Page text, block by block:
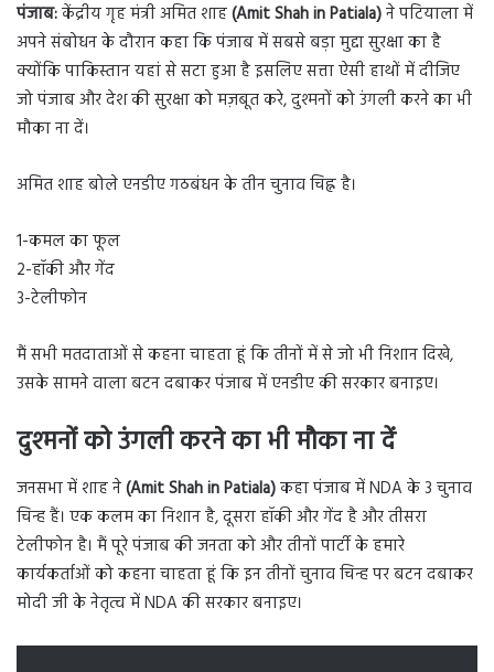
पंजाब:केंद्रीय गृह मंत्री अमित शाह(Amit Shah in Patiala)ने पटियाला में
अपने संबोधन के दौरान कहा कि पंजाब में सबसे बड़ा मुद्दा सुरक्षा का है
क्योंकि पाकिस्तान यहां से सटा हुआ है इसलिए सत्ता ऐसी हाथों में दीजिए
जो पंजाब और देश की सुरक्षा को मज़बूत करे, दुश्मनों को उंगली करने का भी
मौका ना दें।
अमित शाह बोले एनडीए गठबंधन के तीन चुनाव चिह्न है।
1-कमल का फूल
2-हॉकी और गेंद
3-टेलीफोन
मैं सभी मतदाताओं से कहना चाहता हूं कि तीनों में से जो भी निशान दिखे,
उसके सामने वाला बटन दबाकर पंजाब में एनडीए की सरकार बनाइए।
दुश्मनों को उंगली करने का भी मौका ना दें
जनसभा में शाह ने(Amit Shah in Patiala)कहा पंजाब में NDA के 3 चुनाव
चिन्ह हैं। एक कलम का निशान है, दूसरा हॉकी और गेंद है और तीसरा
टेलीफोन है। मैं पूरे पंजाब की जनता को और तीनों पार्टी के हमारे
कार्यकर्ताओं को कहना चाहता हूं कि इन तीनों चुनाव चिन्ह पर बटन दबाकर
मोदी जी के नेतृत्व में NDA की सरकार बनाइए।